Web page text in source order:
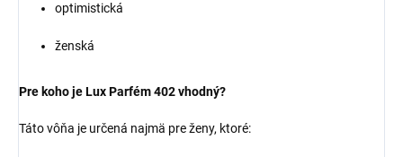
optimistická
ženská
Pre koho je Lux Parfém 402 vhodný?
Táto vôňa je určená najmä pre ženy, ktoré: